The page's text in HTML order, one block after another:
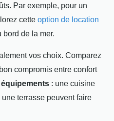
Par exemple, pour un
cette option de location
bord de la mer.
vos choix. Comparez
compromis entre confort
équipements : une cuisine
terrasse peuvent faire